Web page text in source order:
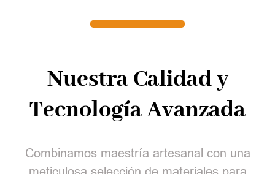
Nuestra Calidad y
Tecnología Avanzada
Combinamos maestría artesanal con una